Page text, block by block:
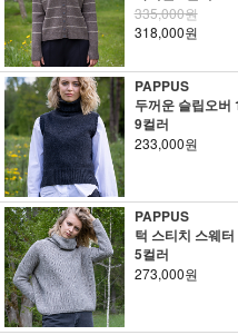
335,000원
318,000원
PAPPUS
두꺼운 슬립오버
9컬러
233,000원
PAPPUS
턱 스티치 스웨터
5컬러
273,000원